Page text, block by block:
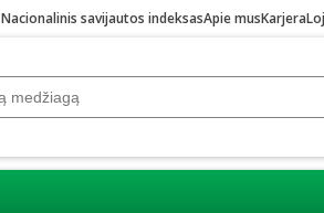
Nacionalinis savijautos indeksasApie musKarjera